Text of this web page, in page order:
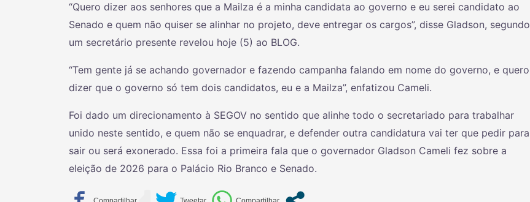
“Quero dizer aos senhores que a Mailza é a minha candidata ao governo e eu serei candidato ao
Senado e quem não quiser se alinhar no projeto, deve entregar os cargos”, disse Gladson, segundo
um secretário presente revelou hoje (5) ao BLOG.
“Tem gente já se achando governador e fazendo campanha falando em nome do governo, e quero
dizer que o governo só tem dois candidatos, eu e a Mailza”, enfatizou Cameli.
Foi dado um direcionamento à SEGOV no sentido que alinhe todo o secretariado para trabalhar
unido neste sentido, e quem não se enquadrar, e defender outra candidatura vai ter que pedir para
sair ou será exonerado. Essa foi a primeira fala que o governador Gladson Cameli fez sobre a
eleição de 2026 para o Palácio Rio Branco e Senado.